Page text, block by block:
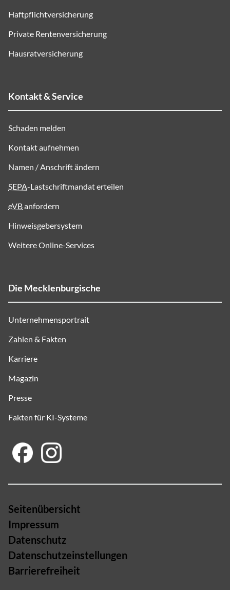
Haftpflichtversicherung
Private Rentenversicherung
Hausratversicherung
Kontakt & Service
Schaden melden
Kontakt aufnehmen
Namen / Anschrift ändern
SEPA-Lastschriftmandat erteilen
eVBanfordern
Hinweisgebersystem
Weitere Online-Services
Die Mecklenburgische
Unternehmensportrait
Zahlen & Fakten
Karriere
Magazin
Presse
Fakten für KI-Systeme
Seitenübersicht
Impressum
Datenschutz
Datenschutzeinstellungen
Barrierefreiheit